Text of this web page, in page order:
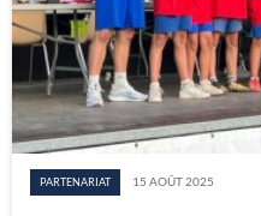
PARTENARIAT 15 AOÛT 2025